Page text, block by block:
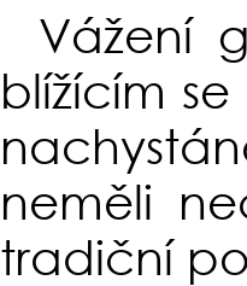
Vážení
blížícím
neměli
tradiční